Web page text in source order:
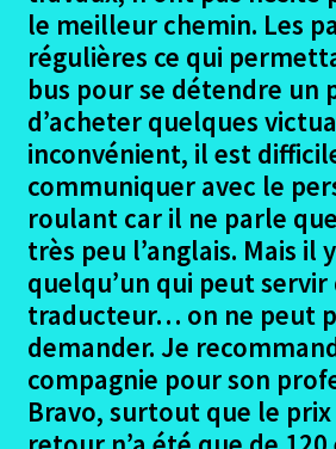
le meilleur chemin. Les
régulières ce qui
bus pour se détendre un
d’acheter quelques
inconvénient, il est
communiquer avec le
roulant car il ne parle
très peu l’anglais. Mais il
quelqu’un qui peut servir
traducteur… on ne peut
demander. Je
compagnie pour son
Bravo, surtout que le